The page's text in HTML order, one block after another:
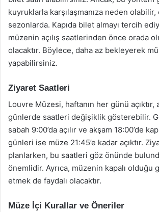
kuyruklarla karşılaşmanıza neden
sezonlarda. Kapıda bilet almayı tercih
müzenin açılış saatlerinden önce orada
olacaktır. Böylece, daha az bekleyerek
yapabilirsiniz.
Ziyaret Saatleri
Louvre Müzesi, haftanın her günü açıktır,
günlerde saatleri değişiklik gösterebilir.
sabah 9:00’da açılır ve akşam 18:00’de
günleri ise müze 21:45’e kadar açıktır.
planlarken, bu saatleri göz önünde
önemlidir. Ayrıca, müzenin kapalı olduğu
etmek de faydalı olacaktır.
Müze İçi Kurallar ve Öneriler